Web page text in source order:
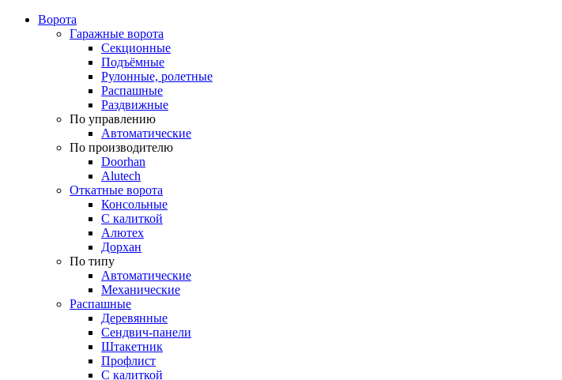
Ворота
Гаражные ворота
Секционные
Подъёмные
Рулонные, ролетные
Распашные
Раздвижные
По управлению
Автоматические
По производителю
Doorhan
Alutech
Откатные ворота
Консольные
С калиткой
Алютех
Дорхан
По типу
Автоматические
Механические
Распашные
Деревянные
Сендвич-панели
Штакетник
Профлист
С калиткой